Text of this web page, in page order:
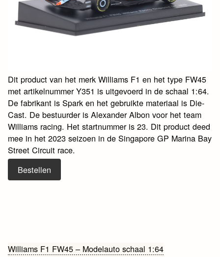
Dit product van het merk Williams F1 en het type FW45
met artikelnummer Y351 is uitgevoerd in de schaal 1:64.
De fabrikant is Spark en het gebruikte materiaal is Die-
Cast. De bestuurder is Alexander Albon voor het team
Williams racing. Het startnummer is 23. Dit product deed
mee in het 2023 seizoen in de Singapore GP Marina Bay
Street Circuit race.
Bestellen
Bericht
Williams F1 FW45 – Modelauto schaal 1:64